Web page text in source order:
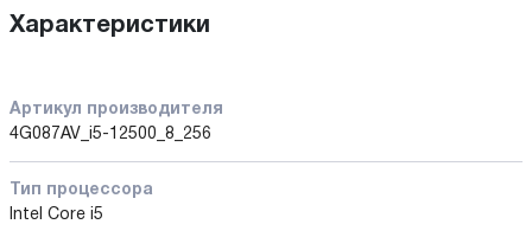
Характеристики
Артикул производителя
4G087AV_i5-12500_8_256
Тип процессора
Intel Core i5